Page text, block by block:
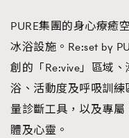
PURE集團的身心療癒
冰浴設施。Re:set by
創的「Re:vive」區域
浴、活動度及呼吸訓
量診斷工具，以及專屬
體及心靈。